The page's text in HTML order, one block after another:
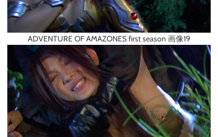
ADVENTURE OF AMAZONES first season 画像19